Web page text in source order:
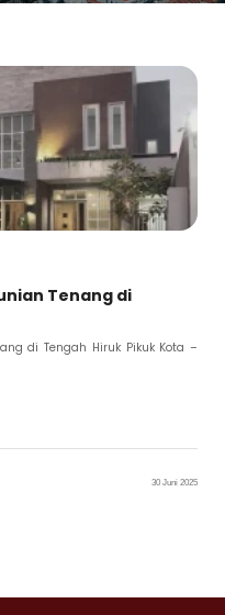
Tenang di
di Tengah Hiruk Pikuk Kota –
30 Juni 2025